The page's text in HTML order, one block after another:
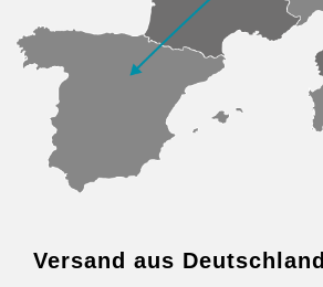
Versand aus Deutschland